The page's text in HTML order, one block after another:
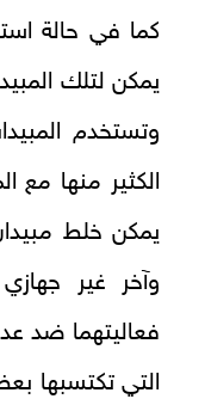
كما في حالة
يمكن لتلك
وتستخدم
الكثير منها مع
يمكن خلط
وآخر غير
فعاليتهما ضد
التي تكتسبها